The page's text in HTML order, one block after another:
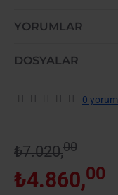
YORUMLAR
DOSYALAR
0 yorum
₺4.860,00
₺7.020,00